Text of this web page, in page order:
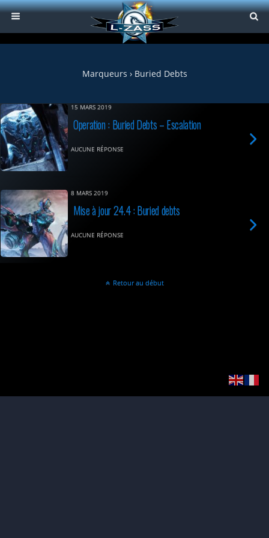
Marqueurs › Buried Debts
15 MARS 2019
Operation : Buried Debts – Escalation
AUCUNE RÉPONSE
8 MARS 2019
Mise à jour 24.4 : Buried debts
AUCUNE RÉPONSE
Retour au début